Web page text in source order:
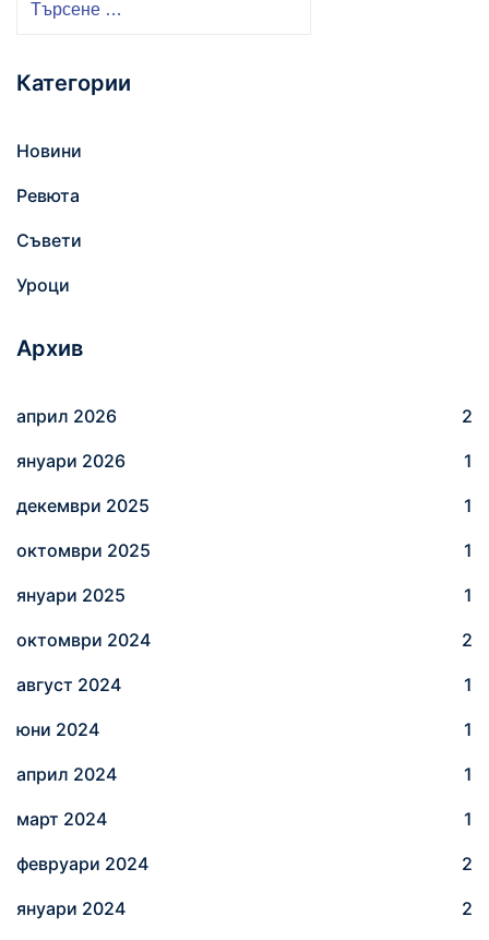
с
н
з
:
Категории
Новини
Ревюта
Съвети
Уроци
Архив
април 2026 2
януари 2026 1
декември 2025 1
октомври 2025 1
януари 2025 1
октомври 2024 2
август 2024 1
юни 2024 1
април 2024 1
март 2024 1
февруари 2024 2
януари 2024 2